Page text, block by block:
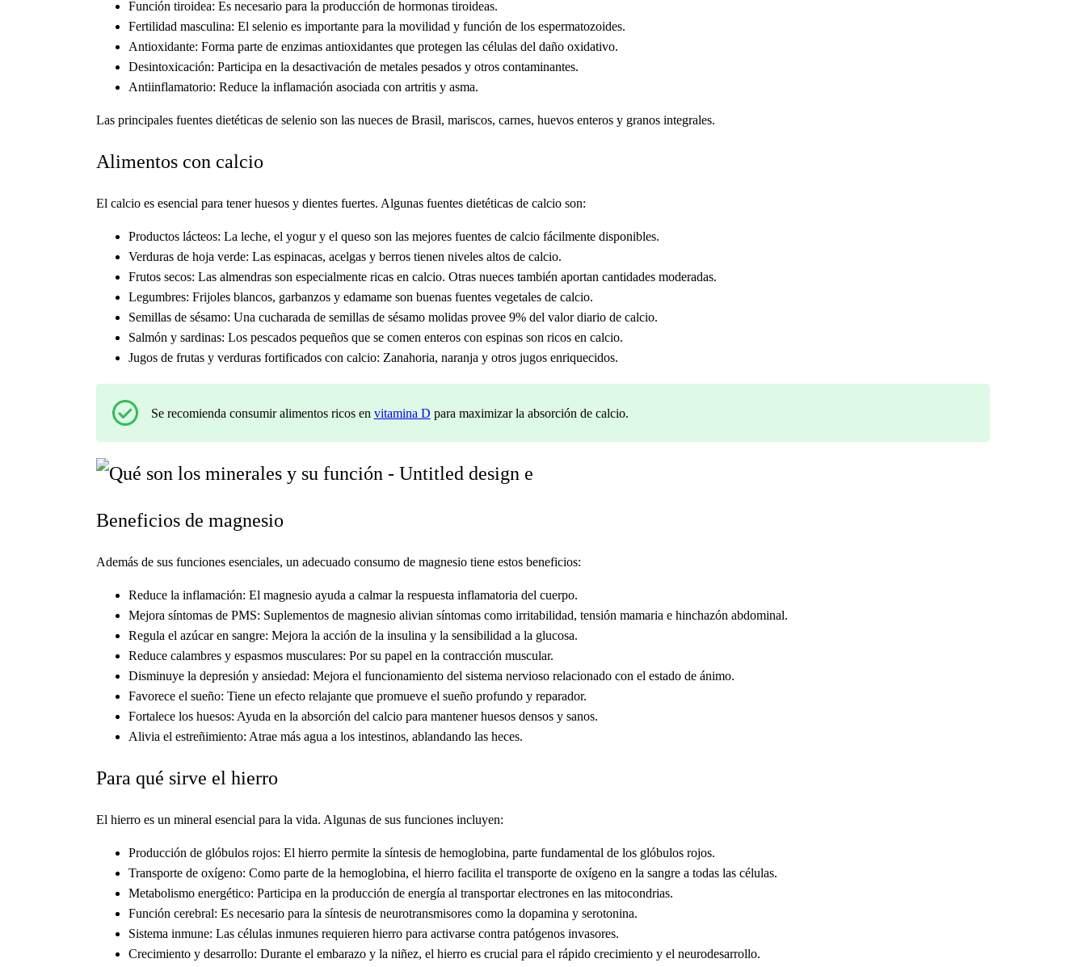
Función tiroidea: Es necesario para la producción de hormonas tiroideas.
Fertilidad masculina: El selenio es importante para la movilidad y función de los espermatozoides.
Antioxidante: Forma parte de enzimas antioxidantes que protegen las células del daño oxidativo.
Desintoxicación: Participa en la desactivación de metales pesados y otros contaminantes.
Antiinflamatorio: Reduce la inflamación asociada con artritis y asma.
Las principales fuentes dietéticas de selenio son las nueces de Brasil, mariscos, carnes, huevos enteros y granos integrales.
Alimentos con calcio
El calcio es esencial para tener huesos y dientes fuertes. Algunas fuentes dietéticas de calcio son:
Productos lácteos: La leche, el yogur y el queso son las mejores fuentes de calcio fácilmente disponibles.
Verduras de hoja verde: Las espinacas, acelgas y berros tienen niveles altos de calcio.
Frutos secos: Las almendras son especialmente ricas en calcio. Otras nueces también aportan cantidades moderadas.
Legumbres: Frijoles blancos, garbanzos y edamame son buenas fuentes vegetales de calcio.
Semillas de sésamo: Una cucharada de semillas de sésamo molidas provee 9% del valor diario de calcio.
Salmón y sardinas: Los pescados pequeños que se comen enteros con espinas son ricos en calcio.
Jugos de frutas y verduras fortificados con calcio: Zanahoria, naranja y otros jugos enriquecidos.
Se recomienda consumir alimentos ricos en vitamina D para maximizar la absorción de calcio.
Beneficios de magnesio
Además de sus funciones esenciales, un adecuado consumo de magnesio tiene estos beneficios:
Reduce la inflamación: El magnesio ayuda a calmar la respuesta inflamatoria del cuerpo.
Mejora síntomas de PMS: Suplementos de magnesio alivian síntomas como irritabilidad, tensión mamaria e hinchazón abdominal.
Regula el azúcar en sangre: Mejora la acción de la insulina y la sensibilidad a la glucosa.
Reduce calambres y espasmos musculares: Por su papel en la contracción muscular.
Disminuye la depresión y ansiedad: Mejora el funcionamiento del sistema nervioso relacionado con el estado de ánimo.
Favorece el sueño: Tiene un efecto relajante que promueve el sueño profundo y reparador.
Fortalece los huesos: Ayuda en la absorción del calcio para mantener huesos densos y sanos.
Alivia el estreñimiento: Atrae más agua a los intestinos, ablandando las heces.
Para qué sirve el hierro
El hierro es un mineral esencial para la vida. Algunas de sus funciones incluyen:
Producción de glóbulos rojos: El hierro permite la síntesis de hemoglobina, parte fundamental de los glóbulos rojos.
Transporte de oxígeno: Como parte de la hemoglobina, el hierro facilita el transporte de oxígeno en la sangre a todas las células.
Metabolismo energético: Participa en la producción de energía al transportar electrones en las mitocondrias.
Función cerebral: Es necesario para la síntesis de neurotransmisores como la dopamina y serotonina.
Sistema inmune: Las células inmunes requieren hierro para activarse contra patógenos invasores.
Crecimiento y desarrollo: Durante el embarazo y la niñez, el hierro es crucial para el rápido crecimiento y el neurodesarrollo.